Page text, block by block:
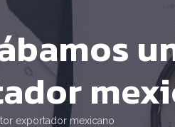
exportador mexicano